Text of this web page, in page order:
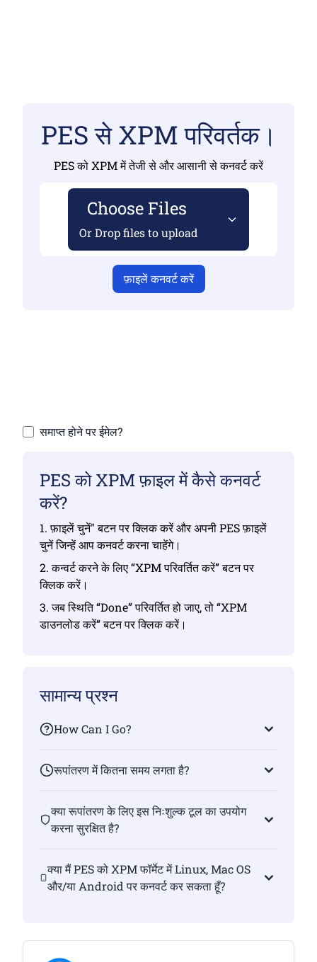
PES से XPM परिवर्तक।
PES को XPM में तेजी से और आसानी से कनवर्ट करें
Choose Files
Or Drop files to upload
फ़ाइलें कनवर्ट करें
समाप्त होने पर ईमेल?
PES को XPM फ़ाइल में कैसे कनवर्ट
करें?
1. फ़ाइलें चुनें" बटन पर क्लिक करें और अपनी PES फ़ाइलें
चुनें जिन्हें आप कनवर्ट करना चाहेंगे।
2. कन्वर्ट करने के लिए “XPM परिवर्तित करें” बटन पर
क्लिक करें।
3. जब स्थिति “Done” परिवर्तित हो जाए, तो “XPM
डाउनलोड करें” बटन पर क्लिक करें।
सामान्य प्रश्न
How Can I Go?
रूपांतरण में कितना समय लगता है?
क्या रूपांतरण के लिए इस निःशुल्क टूल का उपयोग
करना सुरक्षित है?
क्या मैं PES को XPM फॉर्मेट में Linux, Mac OS
और/या Android पर कनवर्ट कर सकता हूँ?